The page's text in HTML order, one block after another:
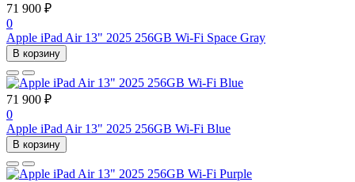
71 900 ₽
0
Apple iPad Air 13" 2025 256GB Wi-Fi Space Gray
В корзину
71 900 ₽
0
Apple iPad Air 13" 2025 256GB Wi-Fi Blue
В корзину